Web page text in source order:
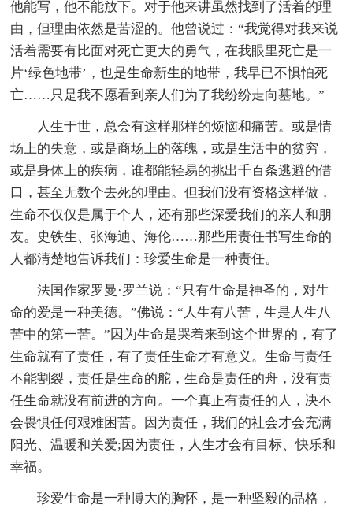
他能写，他不能放下。对于他来讲虽然找到了活着的理
由，但理由依然是苦涩的。他曾说过：“我觉得对我来说
活着需要有比面对死亡更大的勇气，在我眼里死亡是一
片‘绿色地带’，也是生命新生的地带，我早已不惧怕死
亡……只是我不愿看到亲人们为了我纷纷走向墓地。”
人生于世，总会有这样那样的烦恼和痛苦。或是情
场上的失意，或是商场上的落魄，或是生活中的贫穷，
或是身体上的疾病，谁都能轻易的挑出千百条逃避的借
口，甚至无数个去死的理由。但我们没有资格这样做，
生命不仅仅是属于个人，还有那些深爱我们的亲人和朋
友。史铁生、张海迪、海伦……那些用责任书写生命的
人都清楚地告诉我们：珍爱生命是一种责任。
法国作家罗曼·罗兰说：“只有生命是神圣的，对生
命的爱是一种美德。”佛说：“人生有八苦，生是人生八
苦中的第一苦。”因为生命是哭着来到这个世界的，有了
生命就有了责任，有了责任生命才有意义。生命与责任
不能割裂，责任是生命的舵，生命是责任的舟，没有责
任生命就没有前进的方向。一个真正有责任的人，决不
会畏惧任何艰难困苦。因为责任，我们的社会才会充满
阳光、温暖和关爱;因为责任，人生才会有目标、快乐和
幸福。
珍爱生命是一种博大的胸怀，是一种坚毅的品格，